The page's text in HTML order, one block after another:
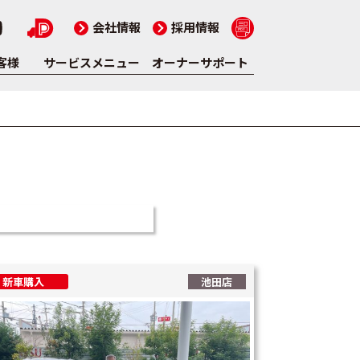
会社情報 採用情報
様 サービスメニュー オーナーサポート
新車購入 池田店